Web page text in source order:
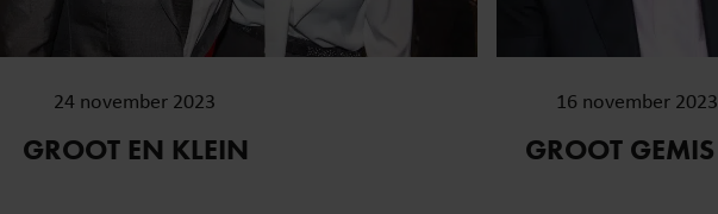
24 november 2023
GROOT EN KLEIN
16 november 2023
GROOT GEMIS